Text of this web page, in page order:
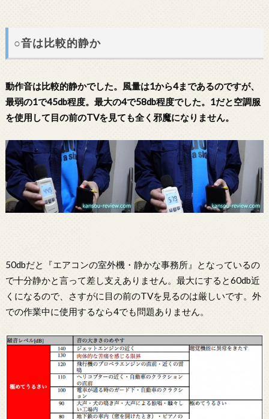
○音は比較的静か
動作音は比較的静かでした。風量は1から4まであるのですが、
最弱の1で45db程度。最大の4で58db程度でした。1だと空調服
を使用して目の前のTVを見ても全く邪魔になりません。
50dbだと『エアコンの室外機・静かな事務所』となっているの
で十分静かと言って差し支えありません。最大にすると60db近
くになるので、さすがに目の前のTVを見るのは厳しいです。外
での作業中に使用するなら4でも問題ありません。